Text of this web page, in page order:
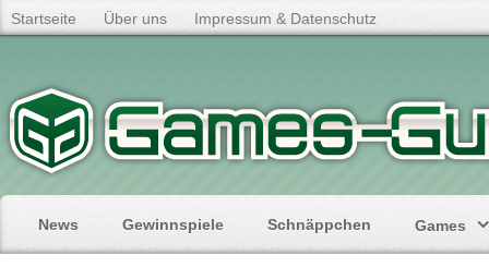
Startseite Über uns Impressum & Datenschutz
News Gewinnspiele Schnäppchen Games